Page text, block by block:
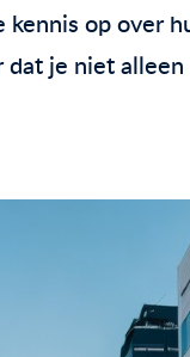
op over
je niet